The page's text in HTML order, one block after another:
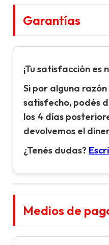
Garantías
¡Tu satisfacción
Si por alguna razón
satisfecho, podés
los 4 días
devolvemos el
¿Tenés dudas?
Medios de